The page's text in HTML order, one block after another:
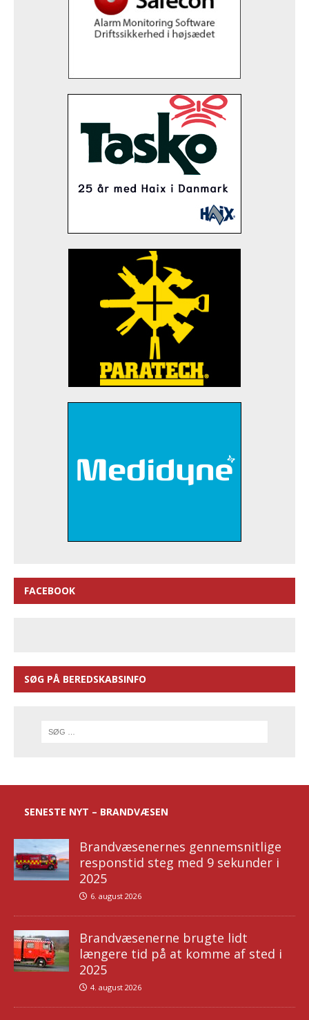
FACEBOOK
SØG PÅ BEREDSKABSINFO
SENESTE NYT – BRANDVÆSEN
Brandvæsenernes gennemsnitlige
responstid steg med 9 sekunder i
2025
6. august 2026
Brandvæsenerne brugte lidt
længere tid på at komme af sted i
2025
4. august 2026